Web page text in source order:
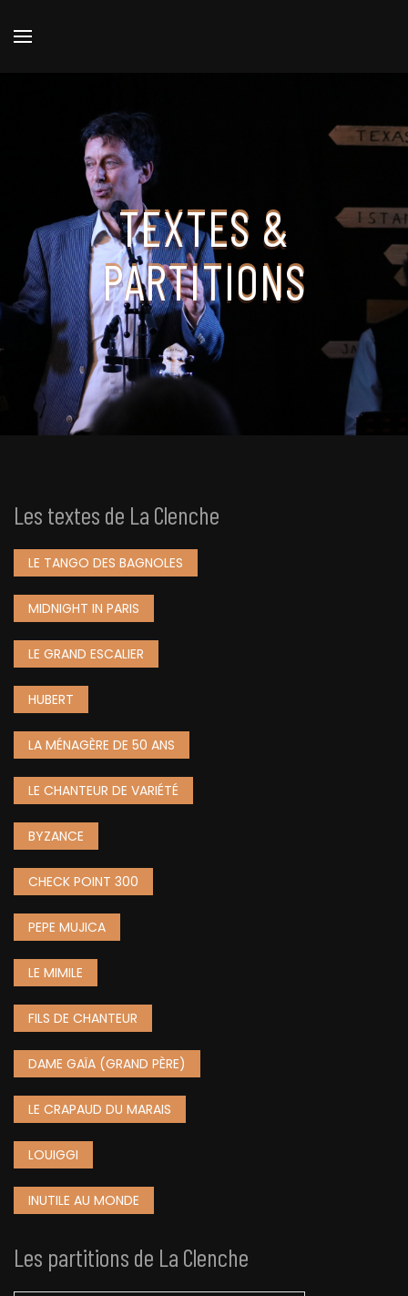
TEXTES &
PARTITIONS
Les textes de La Clenche
LE TANGO DES BAGNOLES
MIDNIGHT IN PARIS
LE GRAND ESCALIER
HUBERT
LA MÉNAGÈRE DE 50 ANS
LE CHANTEUR DE VARIÉTÉ
BYZANCE
CHECK POINT 300
PEPE MUJICA
LE MIMILE
FILS DE CHANTEUR
DAME GAÏA (GRAND PÈRE)
LE CRAPAUD DU MARAIS
LOUIGGI
INUTILE AU MONDE
Les partitions de La Clenche